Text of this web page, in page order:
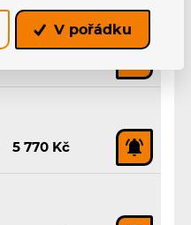
5 770 Kč
V pořádku